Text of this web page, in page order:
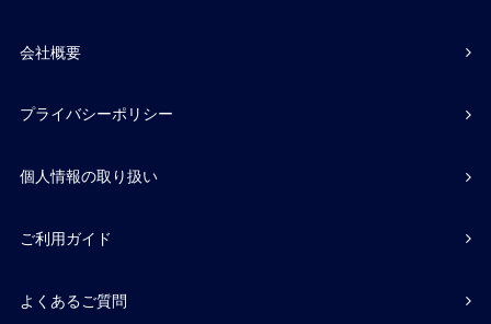
会社概要
プライバシーポリシー
個人情報の取り扱い
ご利用ガイド
よくあるご質問